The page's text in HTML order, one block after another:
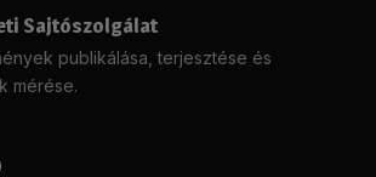
Sajtószolgálat
publikálása, terjesztése és
mérése.